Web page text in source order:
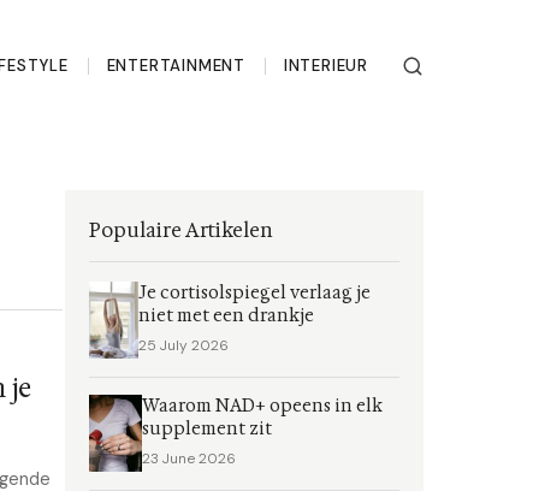
ENTERTAINMENT INTERIEUR
je
Populaire Artikelen
Je cortisolspiegel verlaag je
niet met een drankje
25 July 2026
Waarom NAD+ opeens in elk
supplement zit
23 June 2026